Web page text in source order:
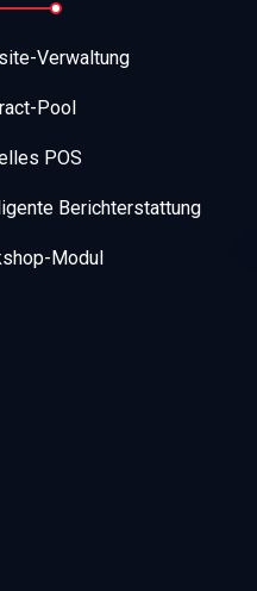
Verwaltung
Pool
POS
Berichterstattung
Modul